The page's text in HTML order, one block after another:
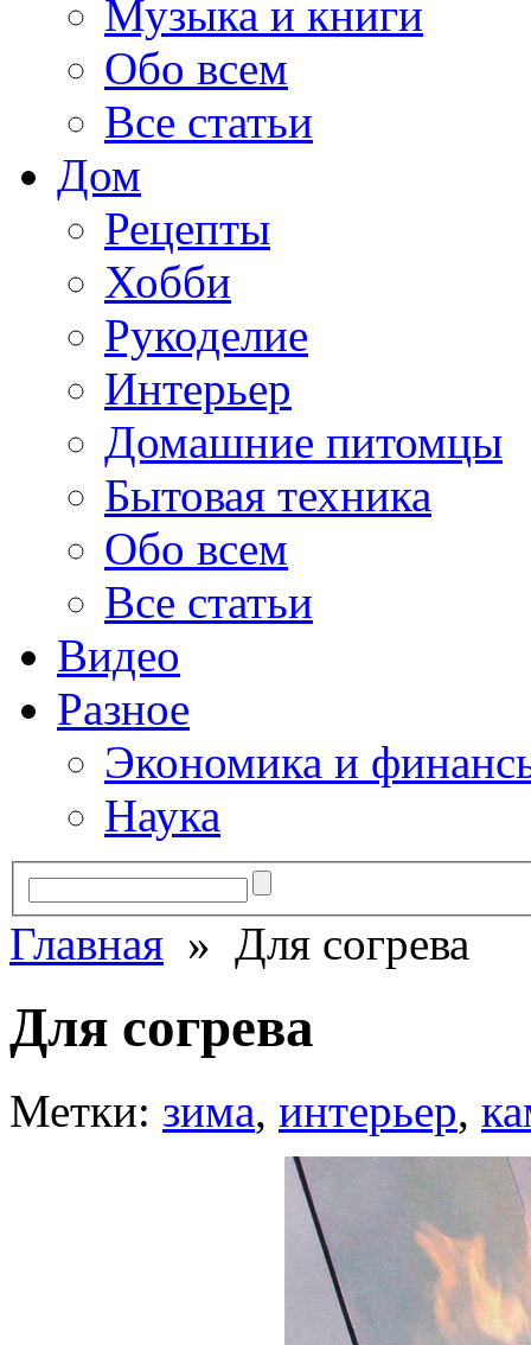
Музыка и книги
Обо всем
Все статьи
Дом
Рецепты
Хобби
Рукоделие
Интерьер
Домашние питомцы
Бытовая техника
Обо всем
Все статьи
Видео
Разное
Экономика и
Наука
Главная » Для согрева
Для согрева
Метки: зима, интерьер,